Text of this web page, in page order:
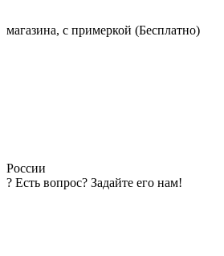
магазина, с примеркой (Бесплатно)
России
? Есть вопрос? Задайте его нам!